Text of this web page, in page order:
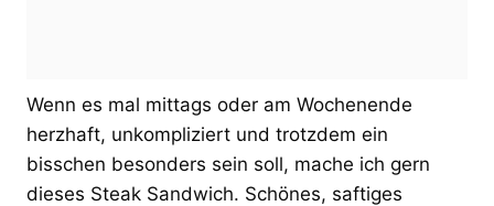
Wenn es mal mittags oder am Wochenende
herzhaft, unkompliziert und trotzdem ein
bisschen besonders sein soll, mache ich gern
dieses Steak Sandwich. Schönes, saftiges